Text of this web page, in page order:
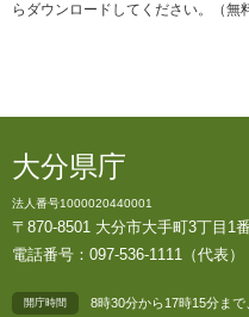
らダウンロードしてください。（無
大分県庁
法人番号1000020440001
〒870-8501 大分市大手町3丁目1
電話番号：097-536-1111（代表）
開庁時間 8時30分から17時15分ま